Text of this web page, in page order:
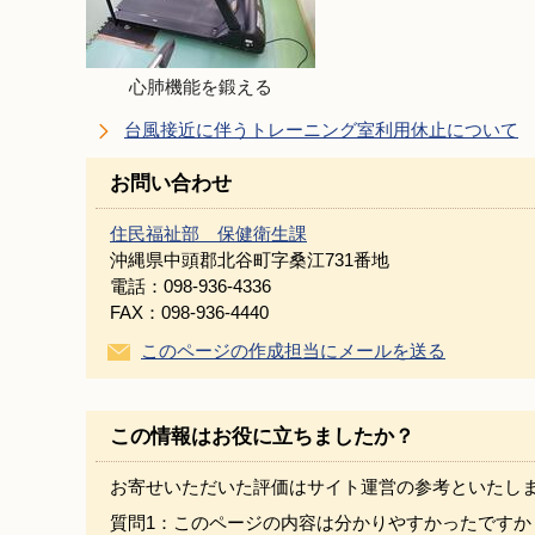
心肺機能を鍛える
台風接近に伴うトレーニング室利用休止について
お問い合わせ
住民福祉部 保健衛生課
沖縄県中頭郡北谷町字桑江731番地
電話：098-936-4336
FAX：098-936-4440
このページの作成担当にメールを送る
この情報はお役に立ちましたか？
お寄せいただいた評価はサイト運営の参考といたしま
質問1：このページの内容は分かりやすかったですか